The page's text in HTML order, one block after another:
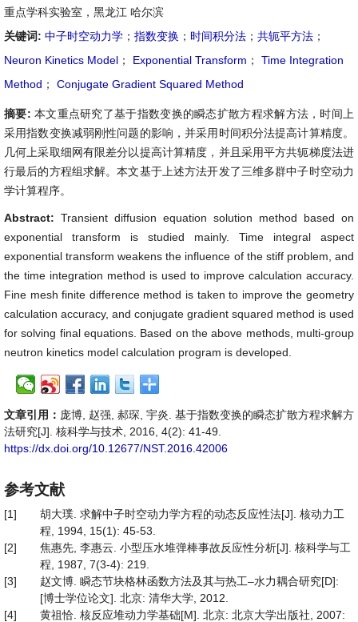
重点学科实验室，黑龙江 哈尔滨
关键词: 中子时空动力学 ； 指数变换 ； 时间积分法 ； 共轭平方法 ；
Neuron Kinetics Model ； Exponential Transform ；
Time Integration
Method ； Conjugate Gradient Squared Method
摘要: 本文重点研究了基于指数变换的瞬态扩散方程求解方法，时间上
采用指数变换减弱刚性问题的影响，并采用时间积分法提高计算精度。
几何上采取细网有限差分以提高计算精度，并且采用平方共轭梯度法进
行最后的方程组求解。本文基于上述方法开发了三维多群中子时空动力
学计算程序。
Abstract: Transient diffusion equation solution method based on
exponential transform is studied mainly. Time integral aspect
exponential transform weakens the influence of the stiff problem, and
the time integration method is used to improve calculation accuracy.
Fine mesh finite difference method is taken to improve the geometry
calculation accuracy, and conjugate gradient squared method is used
for solving final equations. Based on the above methods, multi-group
neutron kinetics model calculation program is developed.
文章引用： 庞博, 赵强, 郝琛, 宇炎. 基于指数变换的瞬态扩散方程求解方
法研究[J]. 核科学与技术, 2016, 4(2): 41-49.
https://dx.doi.org/10.12677/NST.2016.42006
参考文献
[1]
胡大璞. 求解中子时空动力学方程的动态反应性法[J]. 核动力工
程, 1994, 15(1): 45-53.
[2]
焦惠先, 李惠云. 小型压水堆弹棒事故反应性分析[J]. 核科学与工
程, 1987, 7(3-4): 219.
[3]
赵文博. 瞬态节块格林函数方法及其与热工–水力耦合研究[D]:
[博士学位论文]. 北京: 清华大学, 2012.
[4]
黄祖恰. 核反应堆动力学基础[M]. 北京: 北京大学出版社, 2007: